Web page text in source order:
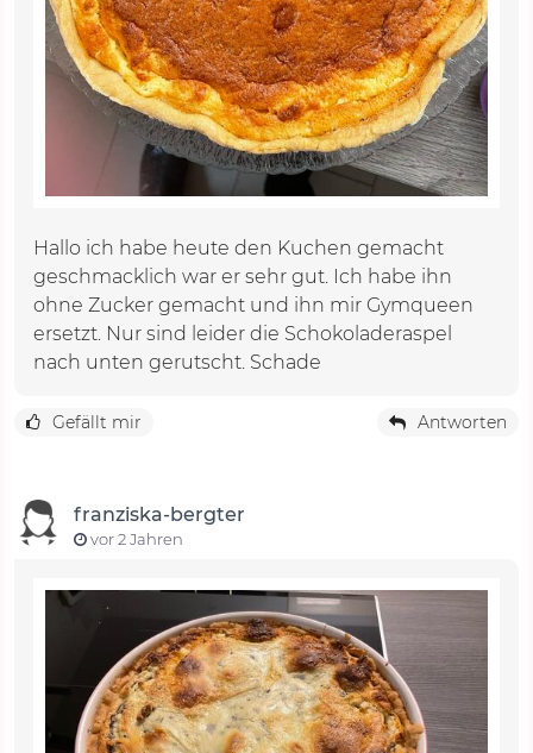
Hallo ich habe heute den Kuchen gemacht
geschmacklich war er sehr gut. Ich habe ihn
ohne Zucker gemacht und ihn mir Gymqueen
ersetzt. Nur sind leider die Schokoladeraspel
nach unten gerutscht. Schade
Gefällt mir Antworten
franziska-bergter
vor 2 Jahren